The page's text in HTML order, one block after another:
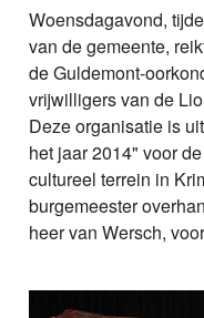
Woensdagavond,
van de gemeente,
de Guldemont-
vrijwilligers van de
Deze organisatie is
het jaar 2014" voor
cultureel terrein in
burgemeester
heer van Wersch,